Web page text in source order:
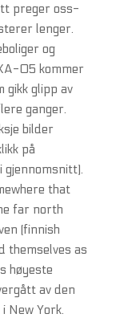
preger oss-
lenger.
og
05 kommer
gikk glipp av
ganger.
bilder
på
gjennomsnitt).
that
far north
(finnish
themselves as
høyeste
av den
New York.